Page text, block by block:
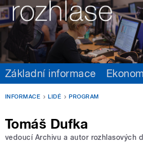
Základní informace
INFORMACE LIDÉ PROGRAM
Tomáš Dufka
vedoucí Archivu a autor rozhlasových